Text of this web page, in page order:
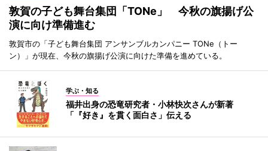
敦賀の子ども舞台集団「TONe」 今秋の旗揚げ公
演に向け準備進む
敦賀市の「子ども舞台集団 アンサンブルカンパニー TONe（トー
ン）」が現在、今秋の旗揚げ公演に向けた準備を進めている。
学ぶ・知る
福井出身の恐竜研究者・小林快次さんが新著
「『好き』を貫く面白さ」伝える